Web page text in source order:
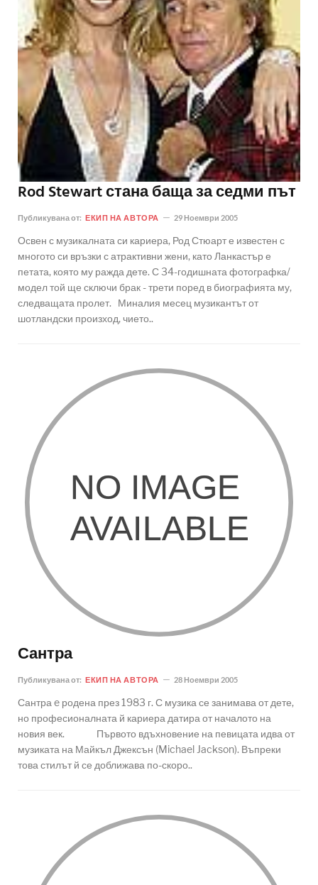
Rod Stewart стана баща за седми път
Публикувана от: ЕКИП НА АВТОРА 29 Ноември 2005
Освен с музикалната си кариера, Род Стюарт е известен с
многото си връзки с атрактивни жени, като Ланкастър е
петата, която му ражда дете. С 34-годишната фотографка/
модел той ще сключи брак - трети поред в биографията му,
следващата пролет. Миналия месец музикантът от
шотландски произход, чието..
Сантра
Публикувана от: ЕКИП НА АВТОРА 28 Ноември 2005
Сантра e родена през 1983 г. С музика се занимава от дете,
но професионалната й кариера датира от началото на
новия век. Първото вдъхновение на певицата идва от
музиката на Майкъл Джексън (Michael Jackson). Въпреки
това стилът й се доближава по-скоро..